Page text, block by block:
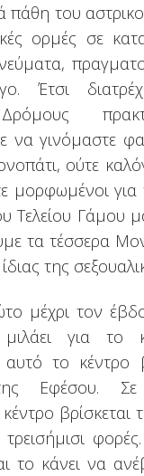
πάθη του
ορμές σε
Έτσι
να γινόμαστε
ούτε
μορφωμένοι για
Τελείου Γάμου
τα τέσσερα
της
μέχρι τον
για το
το κέντρο
Εφέσου.
βρίσκεται
τρεισήμισι
το κάνει να